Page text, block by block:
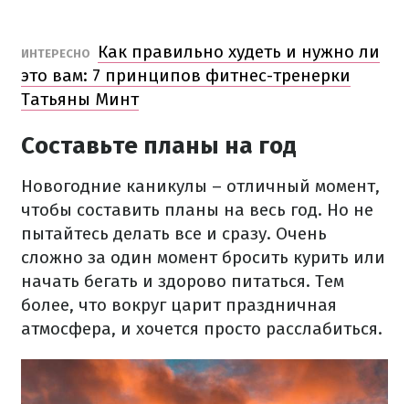
ИНТЕРЕСНО
Как правильно худеть и нужно ли
это вам: 7 принципов фитнес-тренерки
Татьяны Минт
Составьте планы на год
Новогодние каникулы – отличный момент,
чтобы составить планы на весь год. Но не
пытайтесь делать все и сразу. Очень
сложно за один момент бросить курить или
начать бегать и здорово питаться. Тем
более, что вокруг царит праздничная
атмосфера, и хочется просто расслабиться.